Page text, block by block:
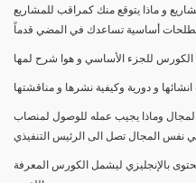
و ماذا يتوقع منك كمراقب للمشاريع
أساسية تساعدك في المضي قدماً
و دورية وكيفية نشرها و مناقشتها
المجال وماذا يجيب عمله للوصول لمنصاب
نفس المجال تصل الى الرئيس التنفيذي
بالإنجليزي ليشمل الكورس المعرفة